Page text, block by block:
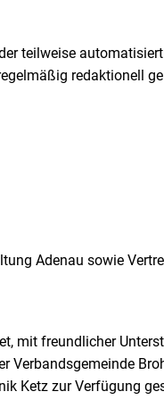
teilweise
redaktionell
Adenau sowie
mit freundlicher
Verbandsgemeinde
Ketz zur Verfügung